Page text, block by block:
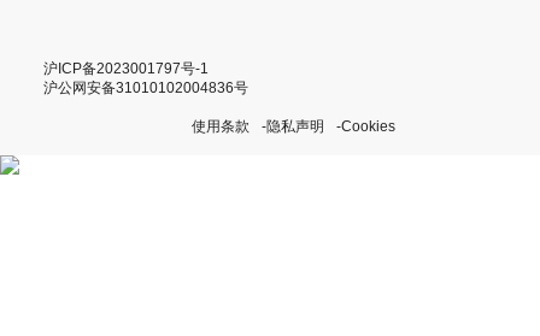
沪ICP备2023001797号-1
沪公网安备31010102004836号
使用条款 隐私声明 Cookies